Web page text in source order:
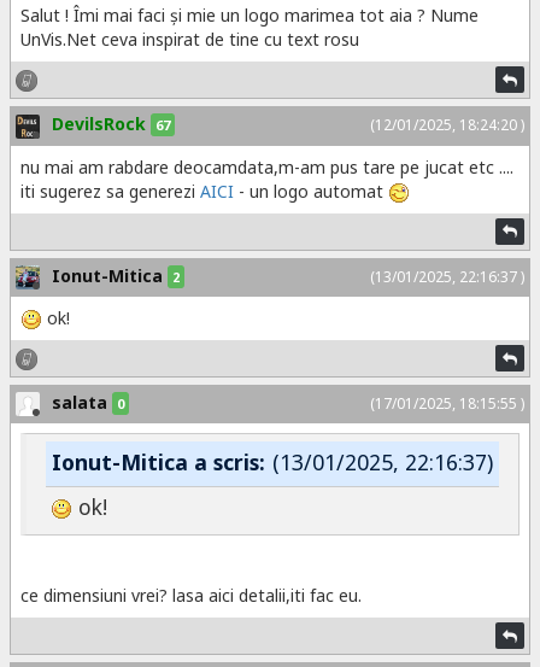
Salut ! Îmi mai faci și mie un logo marimea tot aia ? Nume
UnVis.Net ceva inspirat de tine cu text rosu
(12/01/2025, 18:24:20 )
DevilsRock 67
nu mai am rabdare deocamdata,m-am pus tare pe jucat etc ....
iti sugerez sa generezi AICI - un logo automat
(13/01/2025, 22:16:37 )
Ionut-Mitica 2
ok!
(17/01/2025, 18:15:55 )
salata 0
(13/01/2025, 22:16:37)
Ionut-Mitica a scris:
ok!
ce dimensiuni vrei? lasa aici detalii,iti fac eu.